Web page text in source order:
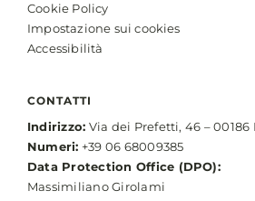
Cookie Policy
Impostazione sui cookies
Accessibilità
CONTATTI
Indirizzo: Via dei Prefetti, 46 – 00186
Numeri: +39 06 68009385
Data Protection Office (DPO):
Massimiliano Girolami